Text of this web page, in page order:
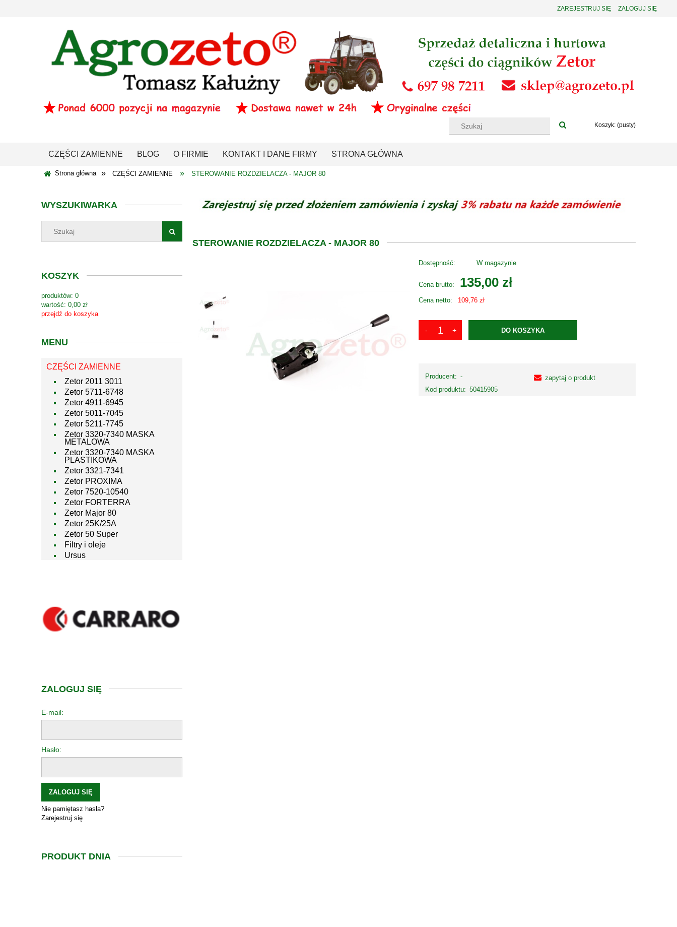
ZAREJESTRUJ SIĘ ZALOGUJ SIĘ
Koszyk: (pusty)
CZĘŚCI ZAMIENNE BLOG O FIRMIE KONTAKT I DANE FIRMY STRONA GŁÓWNA
Strona główna » CZĘŚCI ZAMIENNE » STEROWANIE ROZDZIELACZA - MAJOR 80
WYSZUKIWARKA
KOSZYK
produktów: 0
wartość: 0,00 zł
przejdź do koszyka
MENU
CZĘŚCI ZAMIENNE
Zetor 2011 3011
Zetor 5711-6748
Zetor 4911-6945
Zetor 5011-7045
Zetor 5211-7745
Zetor 3320-7340 MASKA
METALOWA
Zetor 3320-7340 MASKA
PLASTIKOWA
Zetor 3321-7341
Zetor PROXIMA
Zetor 7520-10540
Zetor FORTERRA
Zetor Major 80
Zetor 25K/25A
Zetor 50 Super
Filtry i oleje
Ursus
ZALOGUJ SIĘ
E-mail:
Hasło:
ZALOGUJ SIĘ
Nie pamiętasz hasła?
Zarejestruj się
PRODUKT DNIA
STEROWANIE ROZDZIELACZA - MAJOR 80
Dostępność: W magazynie
Cena brutto: 135,00 zł
Cena netto: 109,76 zł
DO KOSZYKA
Producent: -
Kod produktu: 50415905
zapytaj o produkt